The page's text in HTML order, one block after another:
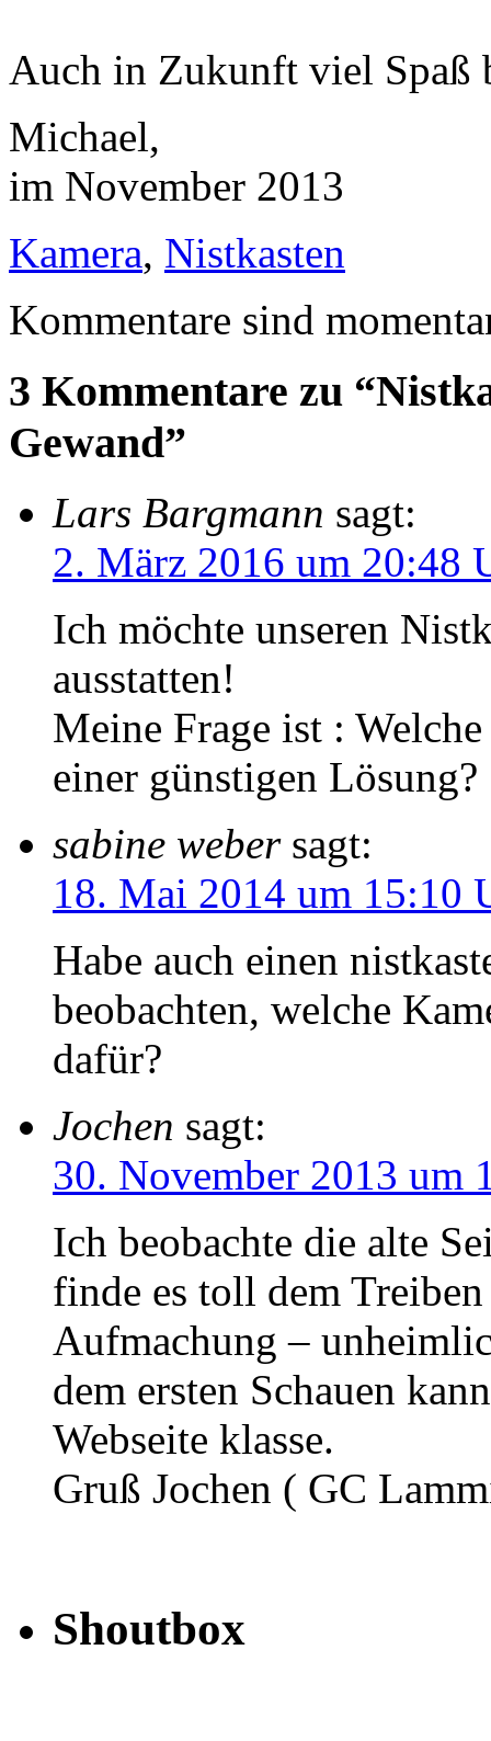
Auch in Zukunft viel Spaß
Michael,
im November 2013
Kamera, Nistkasten
Kommentare sind
3 Kommentare zu
Gewand”
Lars Bargmann sagt:
2. März 2016 um 20:48
Ich möchte unseren
ausstatten!
Meine Frage ist :
einer günstigen Lösung?
sabine weber sagt:
18. Mai 2014 um 15:10
Habe auch einen
beobachten, welche
dafür?
Jochen sagt:
30. November 2013 um
Ich beobachte die alte
finde es toll dem
Aufmachung –
dem ersten Schauen
Webseite klasse.
Gruß Jochen ( GC
Shoutbox